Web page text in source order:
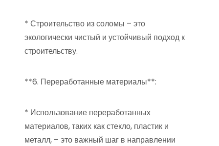
* Строительство из соломы – это
экологически чистый и устойчивый подход к
строительству.
**6. Переработанные материалы**:
* Использование переработанных
материалов, таких как стекло, пластик и
металл, – это важный шаг в направлении